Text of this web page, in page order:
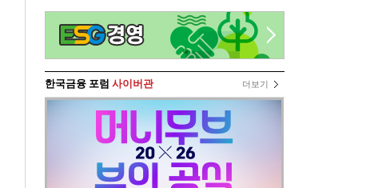
한국금융 포럼 사이버관 더보기